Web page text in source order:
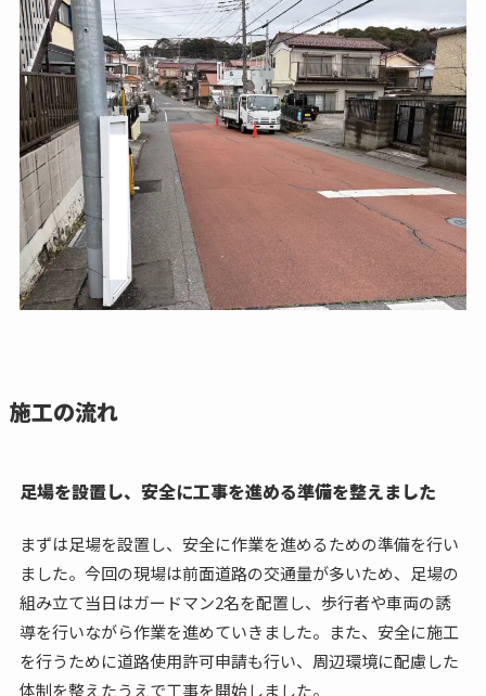
施工の流れ
足場を設置し、安全に工事を進める準備を整えました
まずは足場を設置し、安全に作業を進めるための準備を行い
ました。今回の現場は前面道路の交通量が多いため、足場の
組み立て当日はガードマン2名を配置し、歩行者や車両の誘
導を行いながら作業を進めていきました。また、安全に施工
を行うために道路使用許可申請も行い、周辺環境に配慮した
体制を整えたうえで工事を開始しました。